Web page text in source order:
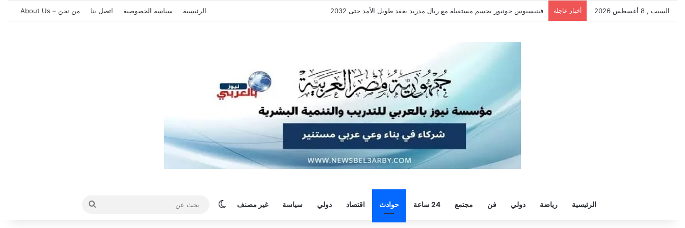
السبت , 8 أغسطس 2026 أخبار عاجلة سيلتيك يكثف مفاوضاته لحسم صفقة هيثم حسن.. واللاعب يُرحب الرئيسية سياسة الخصوصية اتصل بنا من نحن – About Us
الرئيسية رياضة دولي فن مجتمع 24 ساعة حوادث اقتصاد دولي سياسة غير مصنف الوضع المظلم
بحث